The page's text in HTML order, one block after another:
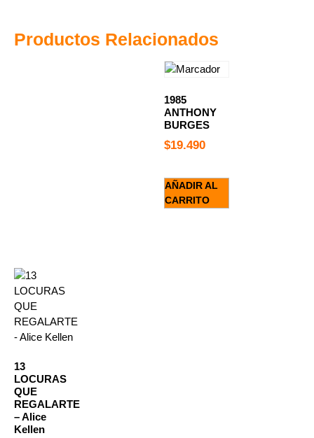
Productos Relacionados
1985
ANTHONY
BURGES
$19.490
AÑADIR AL
CARRITO
13
LOCURAS
QUE
REGALARTE
– Alice
Kellen